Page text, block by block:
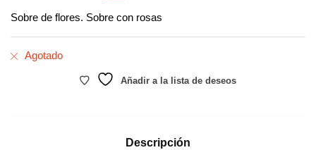
was:
$ 600.00.
is:
$ 550.00.
Sobre de flores. Sobre con rosas
Agotado
Añadir a la lista de deseos
Descripción